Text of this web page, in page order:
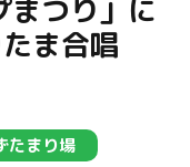
まつり」に
ま合唱
たまり場